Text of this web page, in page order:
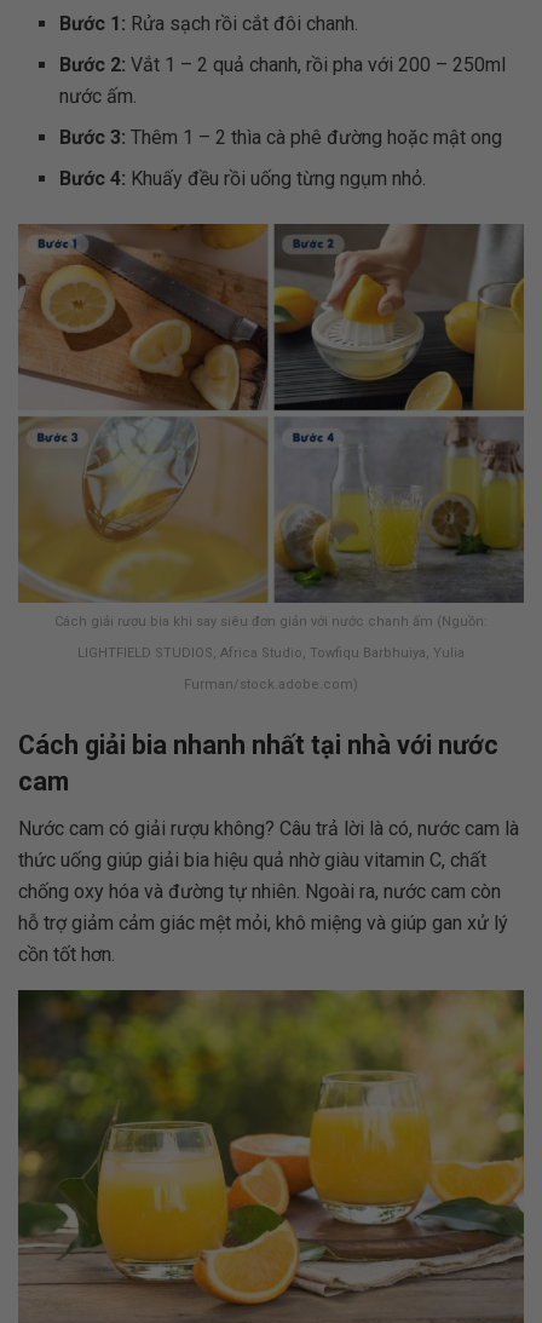
Bước 1: Rửa sạch rồi cắt đôi chanh.
Bước 2: Vắt 1 – 2 quả chanh, rồi pha với 200 – 250ml
nước ấm.
Bước 3: Thêm 1 – 2 thìa cà phê đường hoặc mật ong
Bước 4: Khuấy đều rồi uống từng ngụm nhỏ.
Cách giải rượu bia khi say siêu đơn giản với nước chanh ấm (Nguồn:
LIGHTFIELD STUDIOS, Africa Studio, Towfiqu Barbhuiya, Yulia
Furman/stock.adobe.com)
Cách giải bia nhanh nhất tại nhà với nước
cam
Nước cam có giải rượu không? Câu trả lời là có, nước cam là
thức uống giúp giải bia hiệu quả nhờ giàu vitamin C, chất
chống oxy hóa và đường tự nhiên. Ngoài ra, nước cam còn
hỗ trợ giảm cảm giác mệt mỏi, khô miệng và giúp gan xử lý
cồn tốt hơn.